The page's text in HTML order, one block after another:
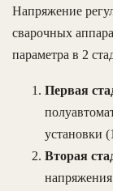
Напряжение
сварочных
параметра в 2
Первая
установки
Вторая